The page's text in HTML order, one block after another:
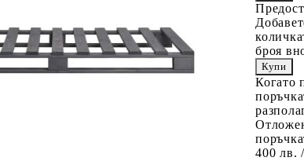
броя
Когато
400 лв.